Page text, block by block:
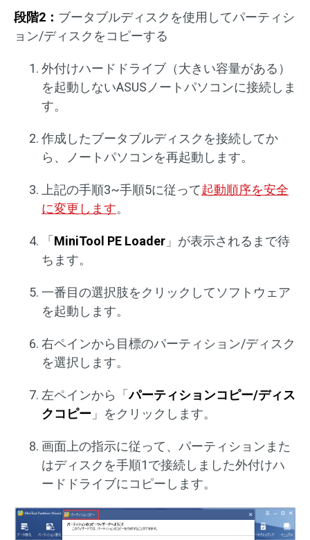
段階2： ブータブルディスクを使用してパーティシ
ョン/ディスクをコピーする
外付けハードドライブ（大きい容量がある）
を起動しないASUSノートパソコンに接続しま
す。
作成したブータブルディスクを接続してか
ら、ノートパソコンを再起動します。
上記の手順3~手順5に従って起動順序を安全
に変更します。
「 MiniTool PE Loader 」が表示されるまで待
ちます。
一番目の選択肢をクリックしてソフトウェア
を起動します。
右ペインから目標のパーティション/ディスク
を選択します。
左ペインから「パーティションコピー/ディス
クコピー 」をクリックします。
画面上の指示に従って、パーティションまた
はディスクを手順1で接続しました外付けハ
ードドライブにコピーします。